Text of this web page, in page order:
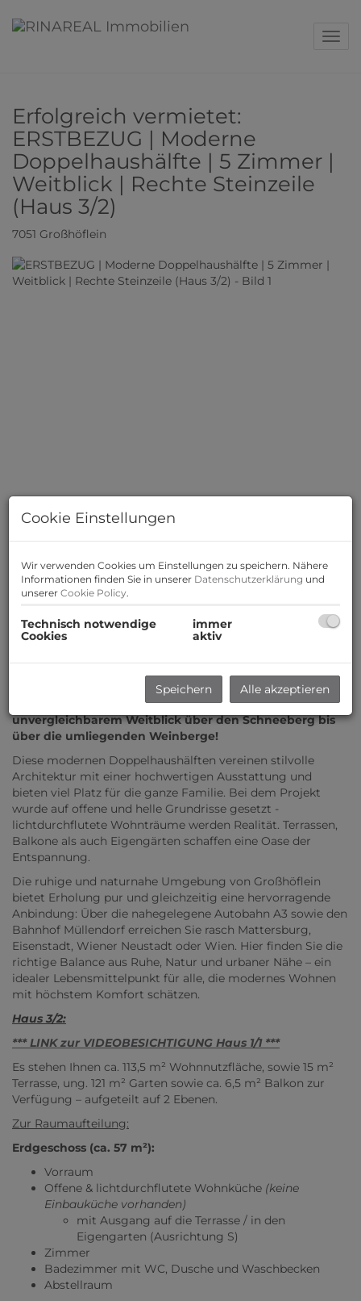
Erfolgreich vermietet:
ERSTBEZUG | Moderne
Doppelhaushälfte | 5 Zimmer |
Weitblick | Rechte Steinzeile
(Haus 3/2)
7051 Großhöflein
Zur Vermietung gelangen acht schlüsselfertige
Doppelhaushälften in herrlicher Hanglage mit
unvergleichbarem Weitblick über den Schneeberg bis
über die umliegenden Weinberge!
Diese modernen Doppelhaushälften vereinen stilvolle
Architektur mit einer hochwertigen Ausstattung und
bieten viel Platz für die ganze Familie. Bei dem Projekt
wurde auf offene und helle Grundrisse gesetzt -
lichtdurchflutete Wohnträume werden Realität. Terrassen,
Balkone als auch Eigengärten schaffen eine Oase der
Entspannung.
Die ruhige und naturnahe Umgebung von Großhöflein
bietet Erholung pur und gleichzeitig eine hervorragende
Anbindung: Über die nahegelegene Autobahn A3 sowie den
Bahnhof Müllendorf erreichen Sie rasch Mattersburg,
Eisenstadt, Wiener Neustadt oder Wien. Hier finden Sie die
richtige Balance aus Ruhe, Natur und urbaner Nähe – ein
idealer Lebensmittelpunkt für alle, die modernes Wohnen
mit höchstem Komfort schätzen.
Haus 3/2:
*** LINK zur VIDEOBESICHTIGUNG Haus 1/1 ***
Es stehen Ihnen ca. 113,5 m² Wohnnutzfläche, sowie 15 m²
Terrasse, ung. 121 m² Garten sowie ca. 6,5 m² Balkon zur
Verfügung – aufgeteilt auf 2 Ebenen.
Zur Raumaufteilung:
Erdgeschoss (ca. 57 m²):
Vorraum
Offene & lichtdurchflutete Wohnküche (keine
Einbauküche vorhanden)
mit Ausgang auf die Terrasse / in den
Eigengarten (Ausrichtung S)
Zimmer
Badezimmer mit WC, Dusche und Waschbecken
Abstellraum
Cookie Einstellungen
Wir verwenden Cookies um Einstellungen zu speichern. Nähere
Informationen finden Sie in unserer Datenschutzerklärung und
unserer Cookie Policy.
Technisch notwendige
Cookies
immer
aktiv
Speichern Alle akzeptieren